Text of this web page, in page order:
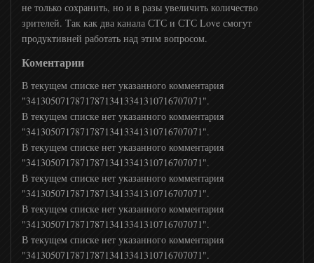
Viasat Nature
История
Animal Planet
Viasat History
не только сохранить, но и в разы увеличить количество
зрителей. Так как два канала СТС и СТС Love смогут
продуктивней работать над этим вопросом.
Коментарии
В текущем списке нет указанного комментария
"341305071787178713413341310716707071".
В текущем списке нет указанного комментария
"341305071787178713413341310716707071".
В текущем списке нет указанного комментария
"341305071787178713413341310716707071".
В текущем списке нет указанного комментария
"341305071787178713413341310716707071".
В текущем списке нет указанного комментария
"341305071787178713413341310716707071".
В текущем списке нет указанного комментария
"341305071787178713413341310716707071".